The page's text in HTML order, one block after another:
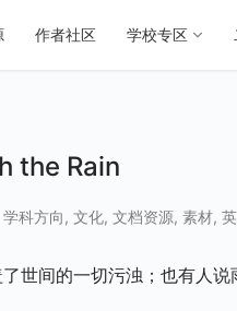
作者社区 学校专区
the Rain
学科方向, 文化, 文档资源, 素材,
世间的一切污浊；也有人